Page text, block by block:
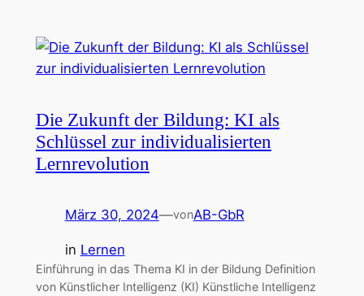
Die Zukunft der Bildung: KI als
Schlüssel zur individualisierten
Lernrevolution
März 30, 2024—vonAB-GbR
in Lernen
Einführung in das Thema KI in der Bildung Definition
von Künstlicher Intelligenz (KI) Künstliche Intelligenz